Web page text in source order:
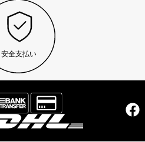
安全支払い